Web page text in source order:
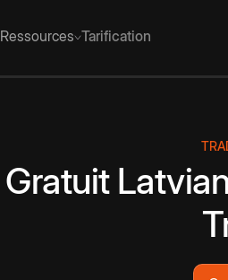
Ressources Tarification
Gratuit Latvian